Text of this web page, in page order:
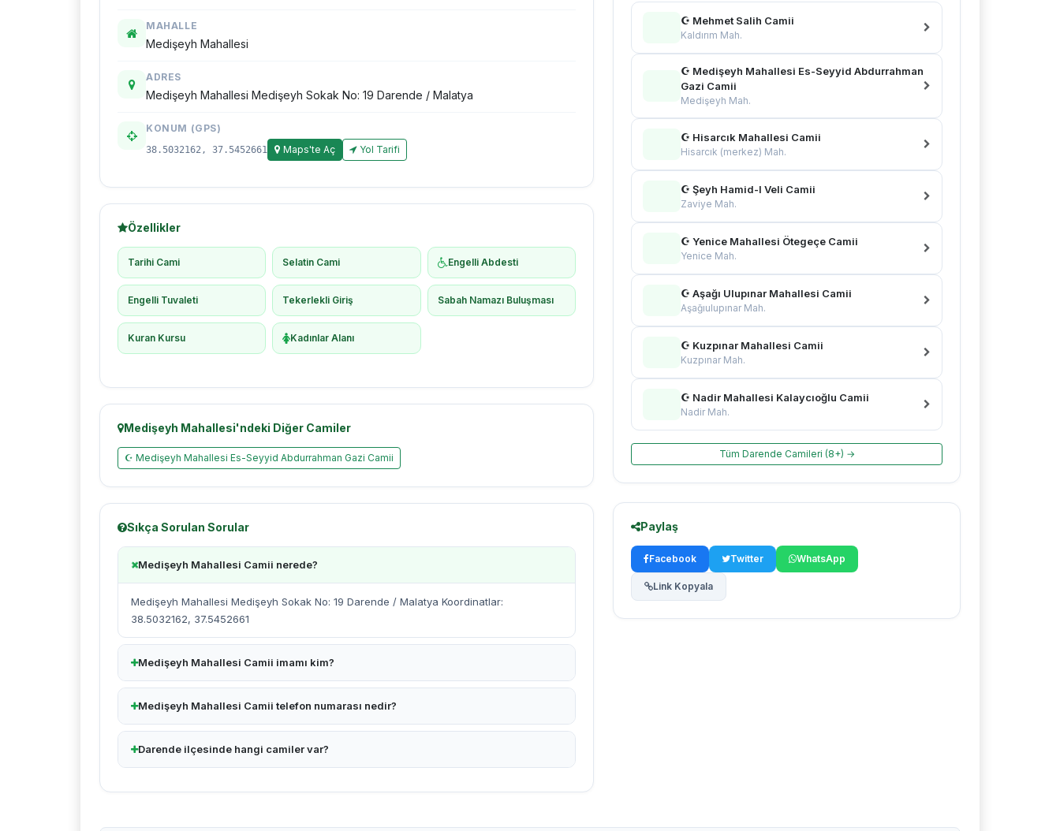
MAHALLE
Medişeyh Mahallesi
ADRES
Medişeyh Mahallesi Medişeyh Sokak No: 19 Darende / Malatya
KONUM (GPS)
38.5032162, 37.5452661 Maps'te Aç Yol Tarifi
Özellikler
Tarihi Cami Selatin Cami Engelli Abdesti
Engelli Tuvaleti Tekerlekli Giriş Sabah Namazı Buluşması
Kuran Kursu Kadınlar Alanı
Medişeyh Mahallesi'ndeki Diğer Camiler
☪ Medişeyh Mahallesi Es-Seyyid Abdurrahman Gazi Camii
Sıkça Sorulan Sorular
Medişeyh Mahallesi Camii nerede?
Medişeyh Mahallesi Medişeyh Sokak No: 19 Darende / Malatya Koordinatlar:
38.5032162, 37.5452661
Medişeyh Mahallesi Camii imamı kim?
Medişeyh Mahallesi Camii telefon numarası nedir?
Darende ilçesinde hangi camiler var?
☪ Mehmet Salih Camii
Kaldırım Mah.
☪ Medişeyh Mahallesi Es-Seyyid Abdurrahman
Gazi Camii
Medişeyh Mah.
☪ Hisarcık Mahallesi Camii
Hisarcık (merkez) Mah.
☪ Şeyh Hamid-I Veli Camii
Zaviye Mah.
☪ Yenice Mahallesi Ötegeçe Camii
Yenice Mah.
☪ Aşağı Ulupınar Mahallesi Camii
Aşağıulupınar Mah.
☪ Kuzpınar Mahallesi Camii
Kuzpınar Mah.
☪ Nadir Mahallesi Kalaycıoğlu Camii
Nadir Mah.
Tüm Darende Camileri (8+) →
Paylaş
Facebook Twitter WhatsApp
Link Kopyala